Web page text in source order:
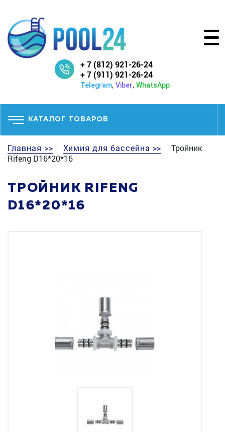
+ 7 (812) 921-26-24
+ 7 (911) 921-26-24
Telegram, Viber, WhatsApp
КАТАЛОГ ТОВАРОВ
Главная >> Химия для бассейна >>
Тройник
Rifeng D16*20*16
ТРОЙНИК RIFENG
D16*20*16